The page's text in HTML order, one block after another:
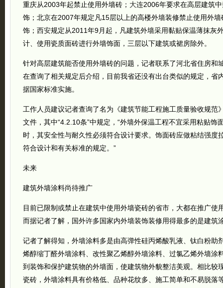
重庆从2003年起禁止使用外墙砖； 大连2006年要求在高层建筑
饰；北京在2007年规定凡15层以上的高楼外墙装修禁止使用外
饰； 西安规定从2011年9月起，凡建筑外墙采用黏贴保温薄抹灰
计、使用瓷质面砖进行外墙饰面，三层以下建筑或裙房除外。
针对高层建筑能否使用外墙砖的问题，记者联系了河北省住房和
在查询了相关规定后介绍，目前我省还没有出台类似的规定，省
据国家标准实施。
工作人员建议记者查询了名为《建筑节能工程施工质量验收规范
文件，其中“4.2.10条”中规定，“外墙外保温工程不宜采用粘贴饰
时，其安全性与耐久性必须符合设计要求。饰面砖应做粘结强度
符合设计和有关标准的规定。”
未来
建筑外墙涂料尚待推广
目前已限制或禁止在建筑中使用外墙瓷砖的省市，大都在推广使
而据记者了解，国外许多国家内外墙装饰装修用得最多的是建筑
记者了解得知，外墙涂料多是由高弹性硅丙烯酸乳液、钛白粉助
烯醇缩丁醛外墙涂料、改性聚乙烯醇外墙涂料、过氯乙烯外墙涂
到装饰和保护建筑物的外墙面，使建筑物外貌整洁美观。相比较
瓷砖，外墙涂料具有价格低、品种花纹多、施工简单和不易脱落